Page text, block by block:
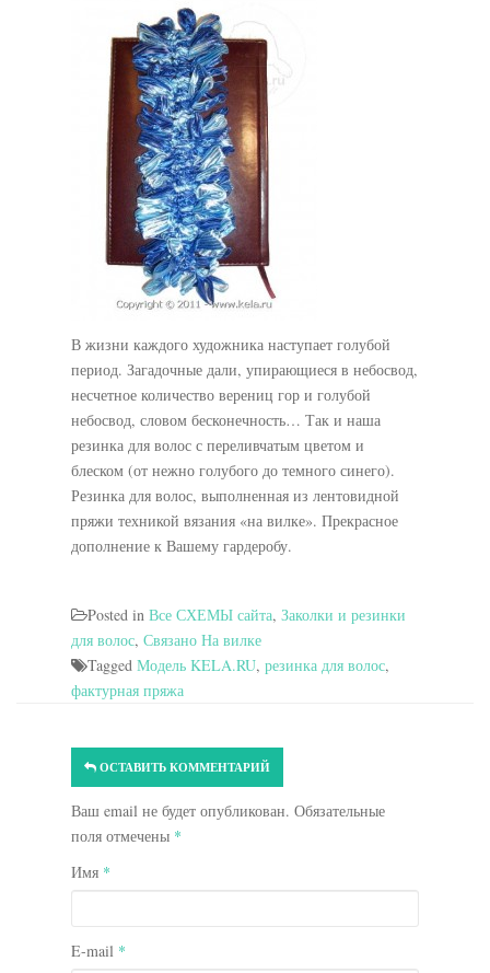
В жизни каждого художника наступает голубой
период. Загадочные дали, упирающиеся в небосвод,
несчетное количество верениц гор и голубой
небосвод, словом бесконечность… Так и наша
резинка для волос с переливчатым цветом и
блеском (от нежно голубого до темного синего).
Резинка для волос, выполненная из лентовидной
пряжи техникой вязания «на вилке». Прекрасное
дополнение к Вашему гардеробу.
Posted in Все СХЕМЫ сайта, Заколки и резинки
для волос, Связано На вилке
Tagged Модель KELA.RU, резинка для волос,
фактурная пряжа
ОСТАВИТЬ КОММЕНТАРИЙ
Ваш email не будет опубликован. Обязательные
поля отмечены *
Имя *
E-mail *